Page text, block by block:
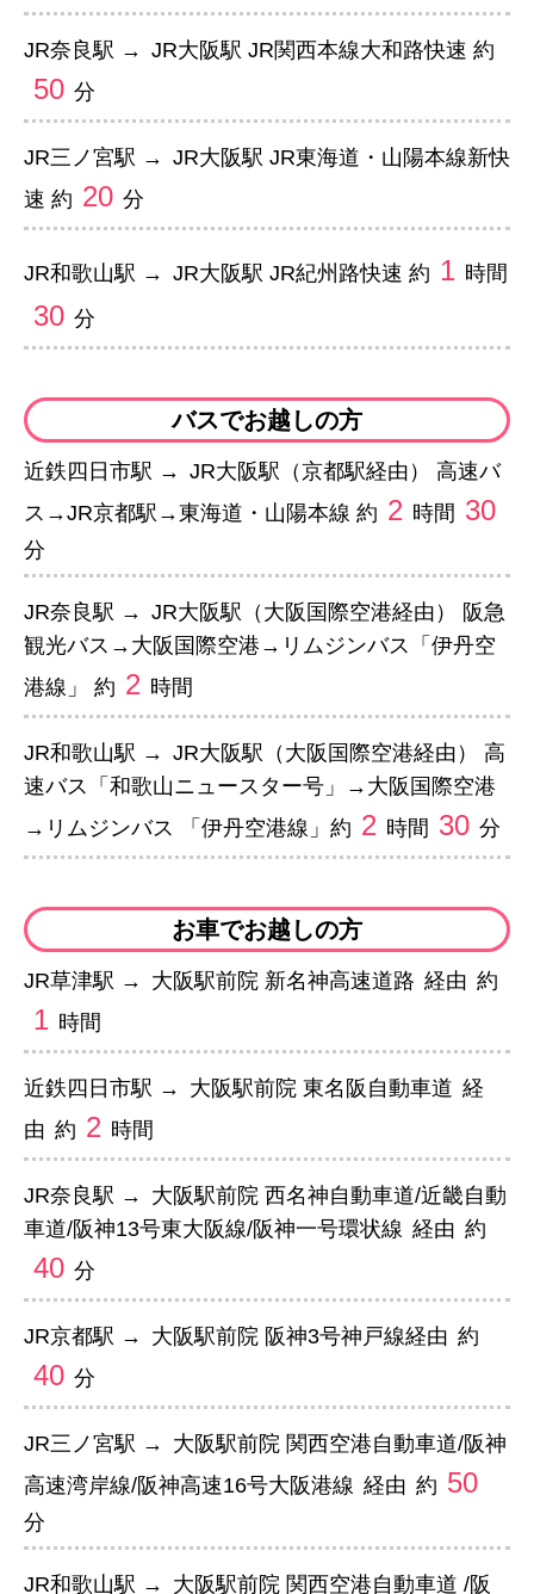
JR奈良駅 → JR大阪駅 JR関西本線大和路快速 約
50 分
JR三ノ宮駅 → JR大阪駅 JR東海道・山陽本線新快
速 約 20 分
JR和歌山駅 → JR大阪駅 JR紀州路快速 約 1 時間
30 分
バスでお越しの方
近鉄四日市駅 → JR大阪駅（京都駅経由） 高速バ
ス→JR京都駅→東海道・山陽本線 約 2 時間 30
分
JR奈良駅 → JR大阪駅（大阪国際空港経由） 阪急
観光バス→大阪国際空港→リムジンバス「伊丹空
港線」 約 2 時間
JR和歌山駅 → JR大阪駅（大阪国際空港経由） 高
速バス「和歌山ニュースター号」→大阪国際空港
→リムジンバス 「伊丹空港線」約 2 時間 30 分
お車でお越しの方
JR草津駅 → 大阪駅前院 新名神高速道路 経由 約
1 時間
近鉄四日市駅 → 大阪駅前院 東名阪自動車道 経
由 約 2 時間
JR奈良駅 → 大阪駅前院 西名神自動車道/近畿自動
車道/阪神13号東大阪線/阪神一号環状線 経由 約
40 分
JR京都駅 → 大阪駅前院 阪神3号神戸線経由 約
40 分
JR三ノ宮駅 → 大阪駅前院 関西空港自動車道/阪神
高速湾岸線/阪神高速16号大阪港線 経由 約 50
分
JR和歌山駅 → 大阪駅前院 関西空港自動車道 /阪